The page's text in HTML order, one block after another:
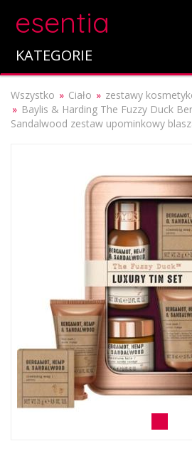
esentia
KATEGORIE
Wszystko Ciało
zestawy
Baylis & Harding The Fuzzy Duck
Sandalwood zestaw upominkowy